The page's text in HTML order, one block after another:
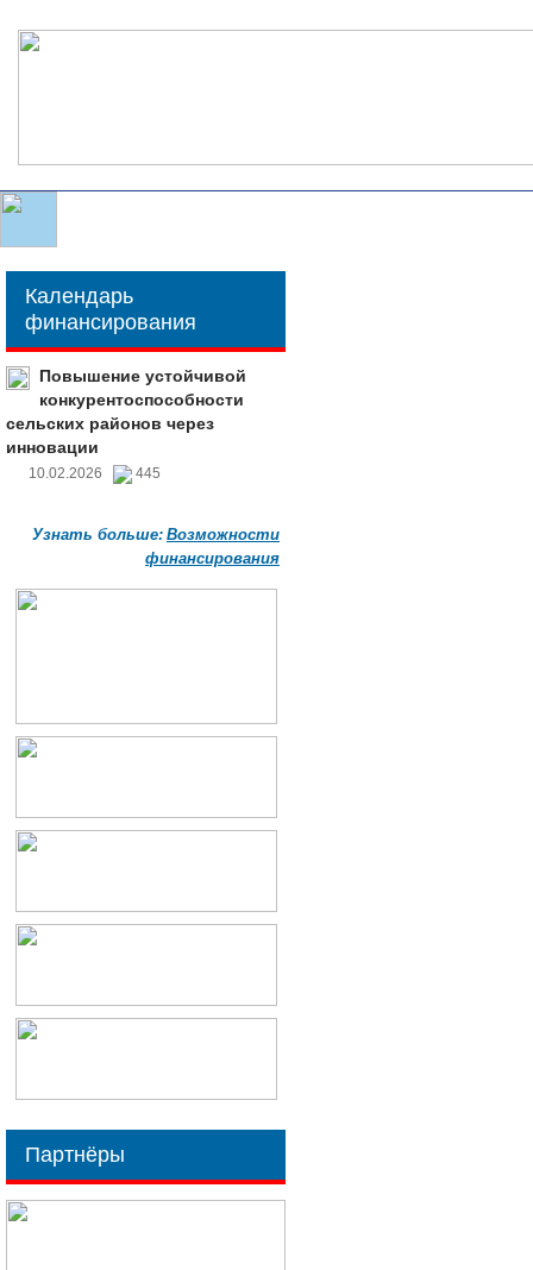
Календарь
финансирования
Повышение устойчивой
конкурентоспособности
сельских районов через
инновации
10.02.2026 445
Узнать больше: Возможности
финансирования
Партнёры